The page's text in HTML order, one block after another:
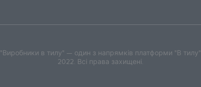
"Виробники в тилу" — один з напрямків платформи "В тилу"
2022. Всі права захищені.